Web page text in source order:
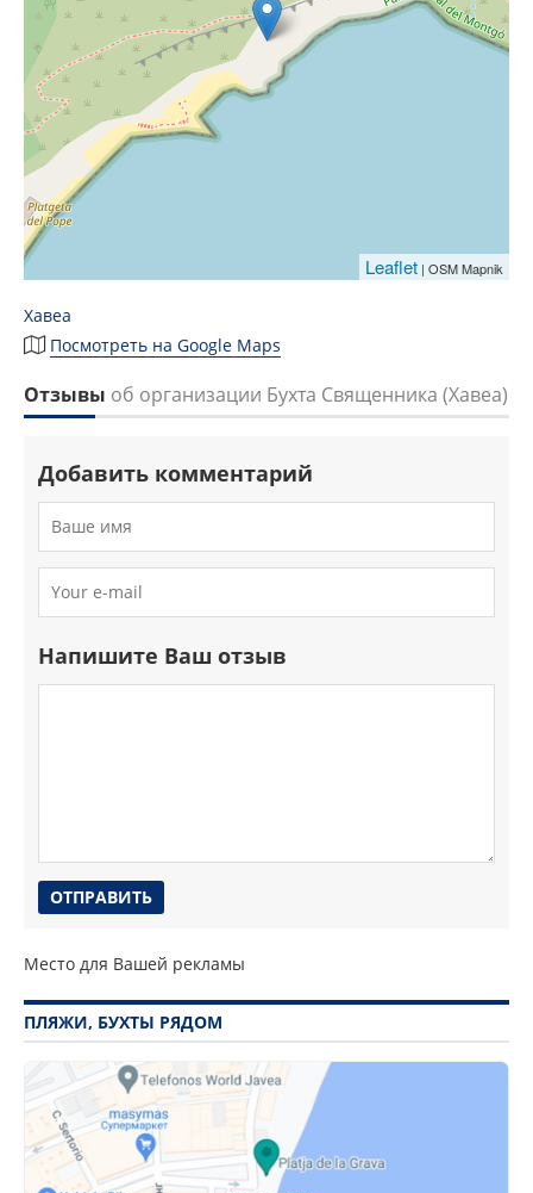
Leaflet | OSM Mapnik
Хавеа
Посмотреть на Google Maps
Отзывы об организации Бухта Священника (Хавеа)
Добавить комментарий
Напишите Ваш отзыв
Место для Вашей рекламы
ПЛЯЖИ, БУХТЫ РЯДОМ